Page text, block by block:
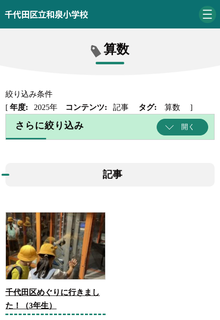
千代田区立和泉小学校
算数
絞り込み条件
[年度: 2025年 コンテンツ: 記事 タグ: 算数 ]
さらに絞り込み 開く
記事
千代田区めぐりに行きまし
た！（3年生）